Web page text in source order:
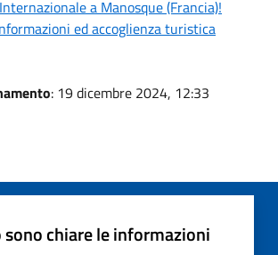
a Manosque (Francia)!
ed accoglienza turistica
: 19 dicembre 2024, 12:33
sono chiare le informazioni